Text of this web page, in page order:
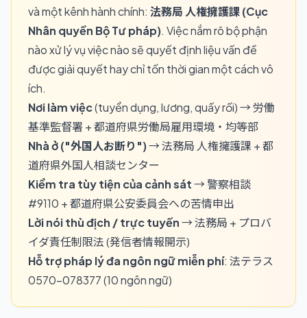
và một kênh hành chính: 法務局 人権擁護課 (Cục
Nhân quyền Bộ Tư pháp). Việc nắm rõ bộ phận
nào xử lý vụ việc nào sẽ quyết định liệu vấn đề
được giải quyết hay chỉ tốn thời gian một cách vô
ích.
Nơi làm việc(tuyển dụng, lương, quấy rối) → 労働
基準監督署 + 都道府県労働局雇用環境・均等部
Nhà ở ("外国人お断り")→ 法務局 人権擁護課 + 都
道府県外国人相談センター
Kiểm tra tùy tiện của cảnh sát→ 警察相談
#9110 + 都道府県公安委員会への苦情申出
Lời nói thù địch / trực tuyến→ 法務局 + プロバ
イダ責任制限法 (発信者情報開示)
Hỗ trợ pháp lý đa ngôn ngữ miễn phí: 法テラス
0570-078377 (10 ngôn ngữ)